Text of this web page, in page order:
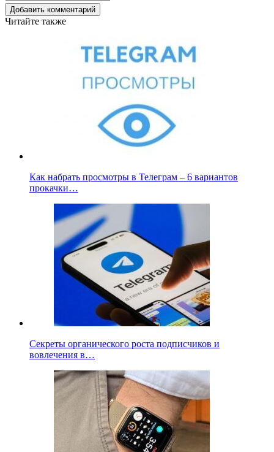
Добавить комментарий
Читайте также
Как набрать просмотры в Телеграм – 6 вариантов
прокачки…
Секреты органического роста подписчиков и
вовлечения в…